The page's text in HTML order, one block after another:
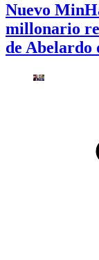
Nuevo
millonario
de Abelardo